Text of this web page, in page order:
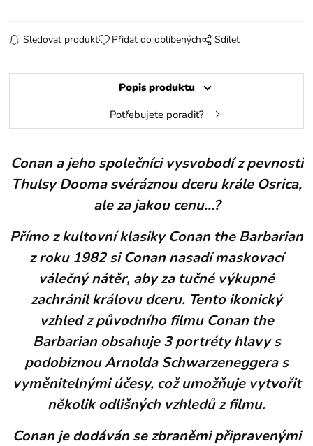
Sledovat produkt Přidat do oblíbených Sdílet
Popis produktu
Potřebujete poradit?
Conan a jeho společníci vysvobodí z pevnosti
Thulsy Dooma svéráznou dceru krále Osrica,
ale za jakou cenu...?
Přímo z kultovní klasiky Conan the Barbarian
z roku 1982 si Conan nasadí maskovací
válečný nátěr, aby za tučné výkupné
zachránil královu dceru. Tento ikonický
vzhled z původního filmu Conan the
Barbarian obsahuje 3 portréty hlavy s
podobiznou Arnolda Schwarzeneggera s
vyměnitelnými účesy, což umožňuje vytvořit
několik odlišných vzhledů z filmu.
Conan je dodáván se zbraněmi připravenými